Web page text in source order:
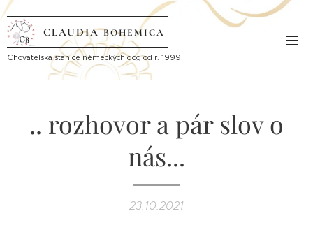
CLAUDIABOHEMICA
Chovatelská stanice německých dog od r. 1999
.. rozhovor a pár slov o
nás...
23.10.2021